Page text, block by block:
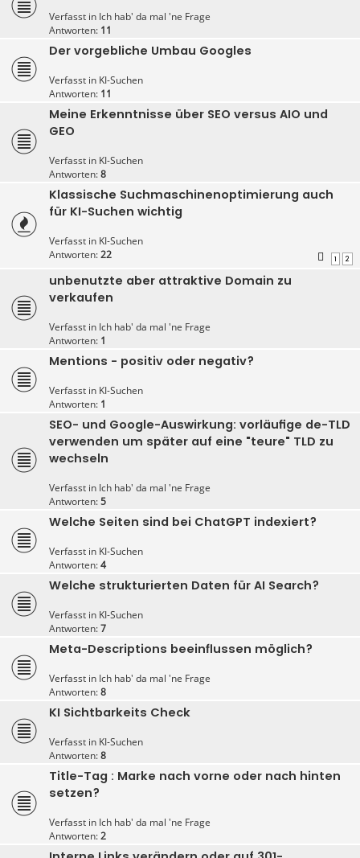
Verfasst in Ich hab' da mal 'ne Frage
Antworten: 11
Der vorgebliche Umbau Googles
Verfasst in KI-Suchen
Antworten: 11
Meine Erkenntnisse über SEO versus AIO und
GEO
Verfasst in KI-Suchen
Antworten:8
Klassische Suchmaschinenoptimierung auch
für KI-Suchen wichtig
Verfasst in KI-Suchen
Antworten:22 1 2
unbenutzte aber attraktive Domain zu
verkaufen
Verfasst in Ich hab' da mal 'ne Frage
Antworten: 1
Mentions - positiv oder negativ?
Verfasst in KI-Suchen
Antworten: 1
SEO- und Google-Auswirkung: vorläufige de-TLD
verwenden um später auf eine "teure" TLD zu
wechseln
Verfasst in Ich hab' da mal 'ne Frage
Antworten:5
Welche Seiten sind bei ChatGPT indexiert?
Verfasst in KI-Suchen
Antworten:4
Welche strukturierten Daten für AI Search?
Verfasst in KI-Suchen
Antworten:7
Meta-Descriptions beeinflussen möglich?
Verfasst in Ich hab' da mal 'ne Frage
Antworten:8
KI Sichtbarkeits Check
Verfasst in KI-Suchen
Antworten:8
Title-Tag : Marke nach vorne oder nach hinten
setzen?
Verfasst in Ich hab' da mal 'ne Frage
Antworten:2